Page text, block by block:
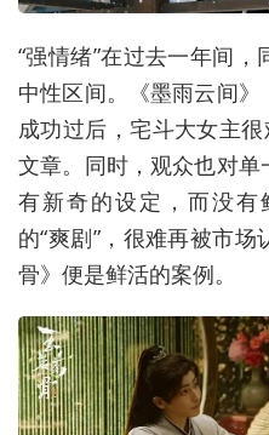
“强情绪”在过去一年间
中性区间。《墨雨云间
成功过后，宅斗大女主
文章。同时，观众也对
有新奇的设定，而没
的“爽剧”，很难再被市
骨》便是鲜活的案例。